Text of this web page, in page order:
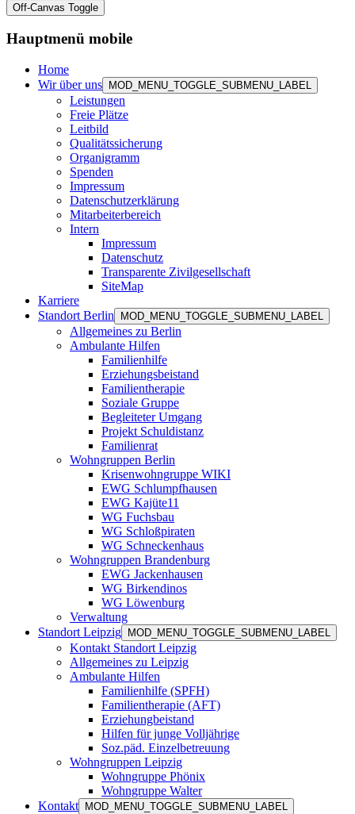
Off-Canvas Toggle
Hauptmenü mobile
Home
Wir über uns
MOD_MENU_TOGGLE_SUBMENU_LABEL
Leistungen
Freie Plätze
Leitbild
Qualitätssicherung
Organigramm
Spenden
Impressum
Datenschutzerklärung
Mitarbeiterbereich
Intern
Impressum
Datenschutz
Transparente Zivilgesellschaft
SiteMap
Karriere
Standort Berlin
MOD_MENU_TOGGLE_SUBMENU_LABEL
Allgemeines zu Berlin
Ambulante Hilfen
Familienhilfe
Erziehungsbeistand
Familientherapie
Soziale Gruppe
Begleiteter Umgang
Projekt Schuldistanz
Familienrat
Wohngruppen Berlin
Krisenwohngruppe WIKI
EWG Schlumpfhausen
EWG Kajüte11
WG Fuchsbau
WG Schloßpiraten
WG Schneckenhaus
Wohngruppen Brandenburg
EWG Jackenhausen
WG Birkendinos
WG Löwenburg
Verwaltung
Standort Leipzig
MOD_MENU_TOGGLE_SUBMENU_LABEL
Kontakt Standort Leipzig
Allgemeines zu Leipzig
Ambulante Hilfen
Familienhilfe (SPFH)
Familientherapie (AFT)
Erziehungbeistand
Hilfen für junge Volljährige
Soz.päd. Einzelbetreuung
Wohngruppen Leipzig
Wohngruppe Phönix
Wohngruppe Walter
Kontakt
MOD_MENU_TOGGLE_SUBMENU_LABEL